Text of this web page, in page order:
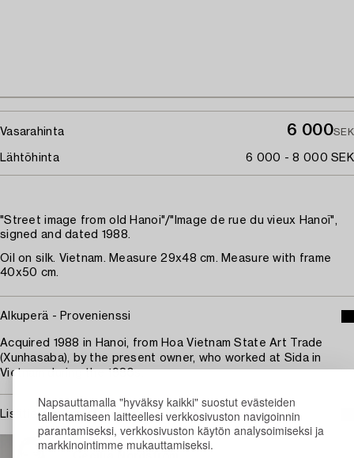
Napsauttamalla "hyväksy kaikki" suostut evästeiden
tallentamiseen laitteellesi verkkosivuston navigoinnin
parantamiseksi, verkkosivuston käytön analysoimiseksi ja
markkinointimme mukauttamiseksi.
Vasarahinta 6 000SEK
Lähtöhinta 6 000 - 8 000 SEK
"Street image from old Hanoi"/"Image de rue du vieux Hanoï",
signed and dated 1988.
Oil on silk. Vietnam. Measure 29x48 cm. Measure with frame
40x50 cm.
Alkuperä - Provenienssi
Acquired 1988 in Hanoi, from Hoa Vietnam State Art Trade
(Xunhasaba), by the present owner, who worked at Sida in
Vietnam during the 1980s.
Lisätietoja ja kuntoraportit